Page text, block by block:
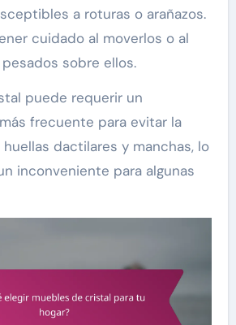
a roturas o arañazos.
cuidado al moverlos o al
sobre ellos.
puede requerir un
frecuente para evitar la
dactilares y manchas, lo
inconveniente para algunas